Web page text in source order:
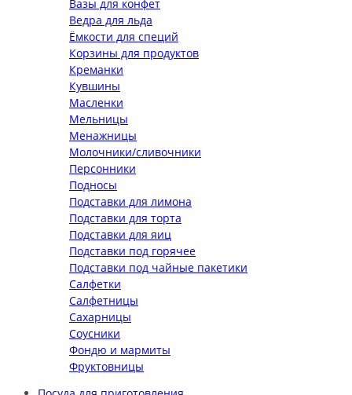
Вазы для конфет
Ведра для льда
Ёмкости для специй
Корзины для продуктов
Креманки
Кувшины
Масленки
Мельницы
Менажницы
Молочники/сливочники
Персонники
Подносы
Подставки для лимона
Подставки для торта
Подставки для яиц
Подставки под горячее
Подставки под чайные пакетики
Салфетки
Салфетницы
Сахарницы
Соусники
Фондю и мармиты
Фруктовницы